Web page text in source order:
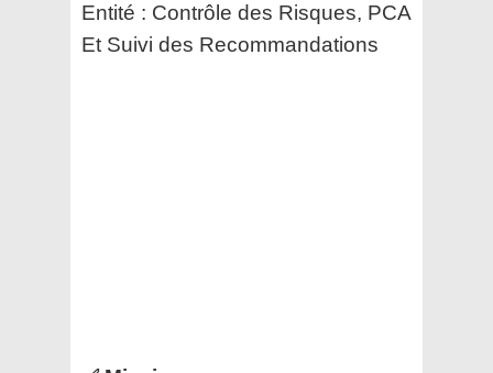
Entité : Contrôle des Risques, PCA
Et Suivi des Recommandations